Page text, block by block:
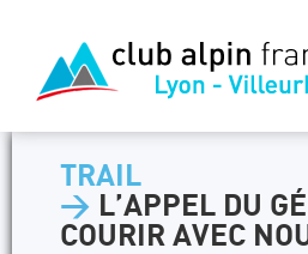
TRAIL
> L’APPEL DU
COURIR AVEC